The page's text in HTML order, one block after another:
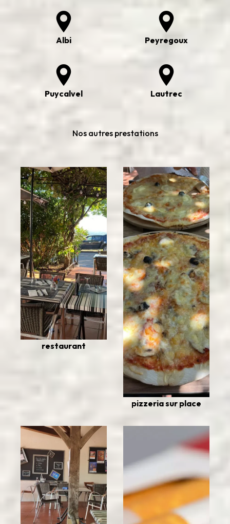
Albi Peyregoux
Puycalvel Lautrec
Nos autres prestations
restaurant
pizzeria sur place